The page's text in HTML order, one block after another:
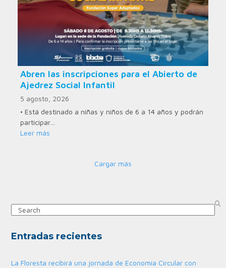
Abren las inscripciones para el Abierto de
Ajedrez Social Infantil
5 agosto, 2026
• Está destinado a niñas y niños de 6 a 14 años y podrán
participar…
Leer más
Cargar más
Search
Entradas recientes
La Floresta recibirá una jornada de Economía Circular con